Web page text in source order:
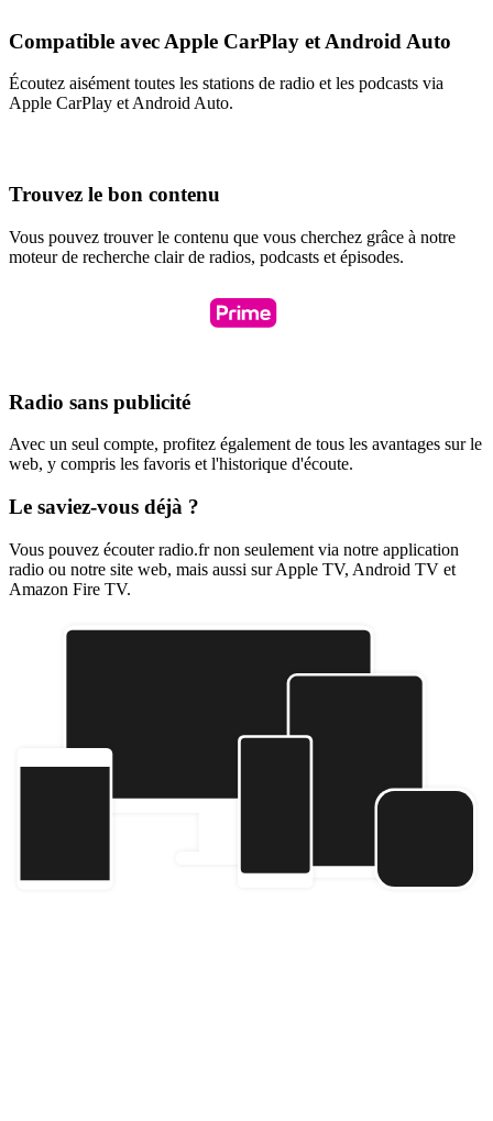
Compatible avec Apple CarPlay et Android Auto
Écoutez aisément toutes les stations de radio et les podcasts via
Apple CarPlay et Android Auto.
Trouvez le bon contenu
Vous pouvez trouver le contenu que vous cherchez grâce à notre
moteur de recherche clair de radios, podcasts et épisodes.
Radio sans publicité
Avec un seul compte, profitez également de tous les avantages sur le
web, y compris les favoris et l'historique d'écoute.
Le saviez-vous déjà ?
Vous pouvez écouter radio.fr non seulement via notre application
radio ou notre site web, mais aussi sur Apple TV, Android TV et
Amazon Fire TV.